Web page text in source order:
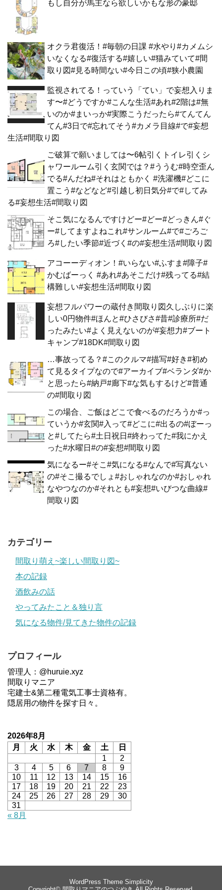
もし自分が馬主なら欲しいかもな形の豪邸
オクラ君復活！#毎朝の日課 #水やり#カメムシ
いなくなる#復活する#嬉しい#猫みていて#間
取り図#見る時間ない#今日この頃#狭小農園
監視されてる！っていう「てい」で妄想入りま
す〜#どうですか#こんな生活#あれ#2階は#無
いのか#まいっか#実際こうだったら#てんてん
てん#3日で#忘れてそう#カメラ目線#で#妄想
生活#間取り図
ご破算で願いましては〜6帖引くトイレ引くシ
ャワールーム引く玄関では？#ううむ#時空歪ん
でる#んだね#それはともかく #洗濯機#どこに
置こう#などなど#引越し初日気分#で#してみ
る#妄想生活#間取り図
そこ気になるんですけどー#どー#どっきん#ぐ
ー#してますよねこれ#サンルーム#で#ごろご
ろ#したい季節#近づく#の#妄想生活#間取り図
アコーーディオン！#いらない#ふすま#障子#
かむばーっく #あれ#あそこだけ#残ってる#結
構難しい#妄想生活#間取り図
妄想フルパワーの蔵付き間取り図久しぶりに楽
しい0円物件#ほんと#ひさびさ#昔#診療所#だ
ったみたい#よく見えないのが#妄想力#ブート
キャンプ#18DK#間取り図
…事故ってる？#このクルマ#描写#好き#初め
て見るタイプなので#アーカイブ#ベランダ#か
と思ったら#納戸#廊下#な気もするけど#普通
の#間取り図
この場合、ご飯はどこで食べるのだろうか#っ
ていうか#玄関#入って#どこに#出るの#ぼーっ
と#してたら#土日祝日#終わってた#我にかえ
った#水曜日#の#妄想#間取り図
気になるー#そこ#気になる#なんで#写真ない
の#そこ撮るでしょ#おしゃれなのか#おしゃれ
なやつなのか#それとも#妄想#いびつな曲線#
間取り図
カテゴリー
間取り萌え~楽しい間取り図~
本の記録
酒飲みの話
やってみたこと＆独り言
気になる物件/見てきた物件の記録
プロフィール
管理人：@huruie.xyz
間取りマニア
宅建士&第二種電気工事士資格有。
隠居用の物件を探す日々。
2026年8月
月
火 水 木 金 土
日
1
2
3
4 5 6 7 8
9
10
11 12 13 14 15
16
17
18 19 20 21 22
23
24
25 26 27 28 29
30
31
« 8月
WordPress Theme Simplicity